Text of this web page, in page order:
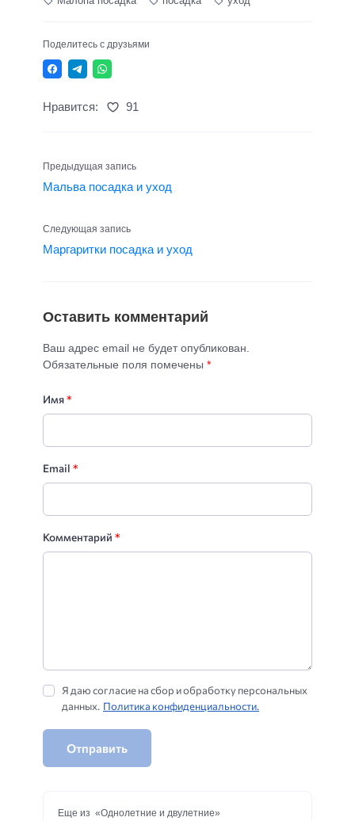
Поделитесь с друзьями
Нравится: 91
Предыдущая запись
Мальва посадка и уход
Следующая запись
Маргаритки посадка и уход
Оставить комментарий
Ваш адрес email не будет опубликован.
Обязательные поля помечены *
Имя*
Email *
Комментарий *
Я даю согласие на сбор и обработку персональных
данных. Политика конфиденциальности.
Отправить
Еще из «Однолетние и двулетние»